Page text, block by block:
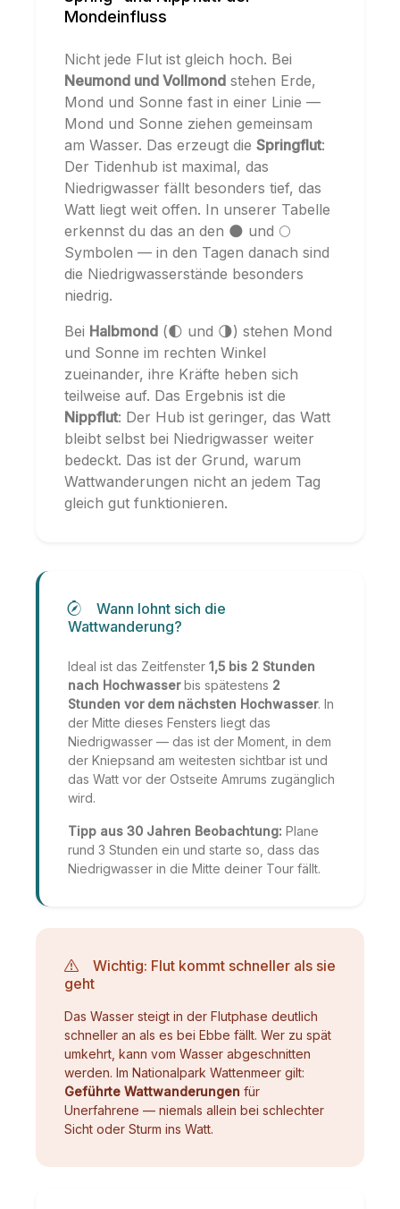
Mondeinfluss
Nicht jede Flut ist gleich hoch. Bei
Neumond und Vollmond stehen Erde,
Mond und Sonne fast in einer Linie —
Mond und Sonne ziehen gemeinsam
am Wasser. Das erzeugt die Springflut:
Der Tidenhub ist maximal, das
Niedrigwasser fällt besonders tief, das
Watt liegt weit offen. In unserer Tabelle
erkennst du das an den 🌑 und 🌕
Symbolen — in den Tagen danach sind
die Niedrigwasserstände besonders
niedrig.
Bei Halbmond (🌓 und 🌗) stehen Mond
und Sonne im rechten Winkel
zueinander, ihre Kräfte heben sich
teilweise auf. Das Ergebnis ist die
Nippflut: Der Hub ist geringer, das Watt
bleibt selbst bei Niedrigwasser weiter
bedeckt. Das ist der Grund, warum
Wattwanderungen nicht an jedem Tag
gleich gut funktionieren.
Wann lohnt sich die
Wattwanderung?
Ideal ist das Zeitfenster 1,5 bis 2 Stunden
nach Hochwasserbis spätestens 2
Stunden vor dem nächsten Hochwasser. In
der Mitte dieses Fensters liegt das
Niedrigwasser — das ist der Moment, in dem
der Kniepsand am weitesten sichtbar ist und
das Watt vor der Ostseite Amrums zugänglich
wird.
Tipp aus 30 Jahren Beobachtung: Plane
rund 3 Stunden ein und starte so, dass das
Niedrigwasser in die Mitte deiner Tour fällt.
Wichtig: Flut kommt schneller als sie
geht
Das Wasser steigt in der Flutphase deutlich
schneller an als es bei Ebbe fällt. Wer zu spät
umkehrt, kann vom Wasser abgeschnitten
werden. Im Nationalpark Wattenmeer gilt:
Geführte Wattwanderungen für
Unerfahrene — niemals allein bei schlechter
Sicht oder Sturm ins Watt.